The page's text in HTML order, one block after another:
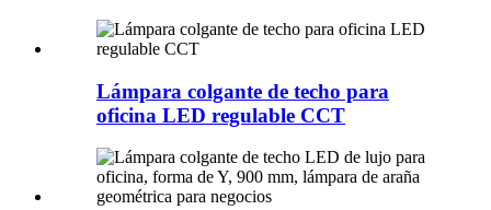
Lámpara colgante de techo para
oficina LED regulable CCT